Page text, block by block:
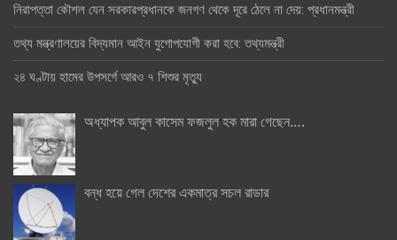
নিরাপত্তা কৌশল যেন সরকারপ্রধানকে জনগণ থেকে দূরে ঠেলে না দেয়: প্রধানমন্ত্রী
তথ্য মন্ত্রণালয়ের বিদ্যমান আইন যুগোপযোগী করা হবে: তথ্যমন্ত্রী
২৪ ঘণ্টায় হামের উপসর্গে আরও ৭ শিশুর মৃত্যু
অধ্যাপক আবুল কাসেম ফজলুল হক মারা গেছেন….
বন্ধ হয়ে গেল দেশের একমাত্র সচল রাডার